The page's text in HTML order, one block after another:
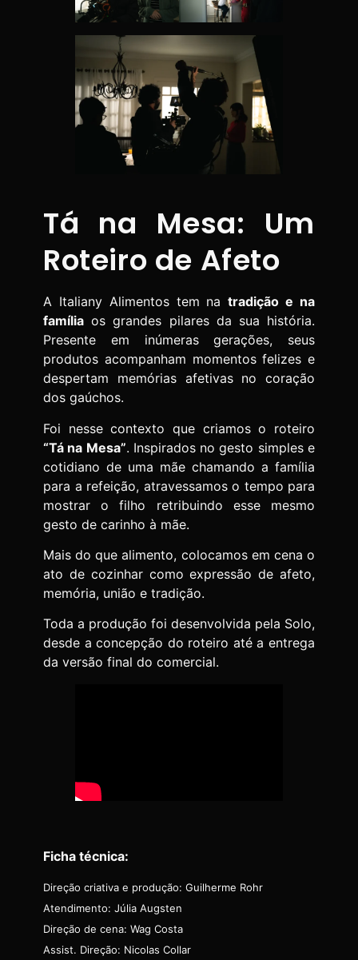
Tá na Mesa: Um
Roteiro de Afeto
A Italiany Alimentos tem natradição e na
família os grandes pilares da sua história.
Presente em inúmeras gerações, seus
produtos acompanham momentos felizes e
despertam memórias afetivas no coração
dos gaúchos.
Foi nesse contexto que criamos o roteiro
“Tá na Mesa”. Inspirados no gesto simples e
cotidiano de uma mãe chamando a família
para a refeição, atravessamos o tempo para
mostrar o filho retribuindo esse mesmo
gesto de carinho à mãe.
Mais do que alimento, colocamos em cena o
ato de cozinhar como expressão de afeto,
memória, união e tradição.
Toda a produção foi desenvolvida pela Solo,
desde a concepção do roteiro até a entrega
da versão final do comercial.
Ficha técnica:
Direção criativa e produção: Guilherme Rohr
Atendimento: Júlia Augsten
Direção de cena: Wag Costa
Assist. Direção: Nicolas Collar